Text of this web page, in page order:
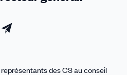
Partager
email
des CS au conseil